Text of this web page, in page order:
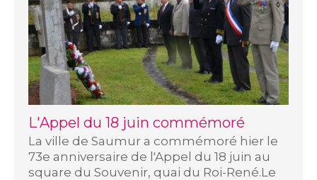
L'Appel du 18 juin commémoré
La ville de Saumur a commémoré hier le
73e anniversaire de l'Appel du 18 juin au
square du Souvenir, quai du Roi-René.Le